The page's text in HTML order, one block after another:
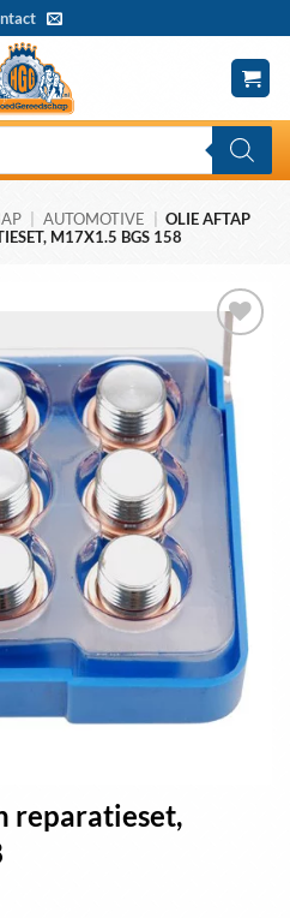
AUTOMOTIVE
OLIE AFTAP
M17X1.5 BGS 158
Toevoegen
aan
wenslijst
reparatieset,